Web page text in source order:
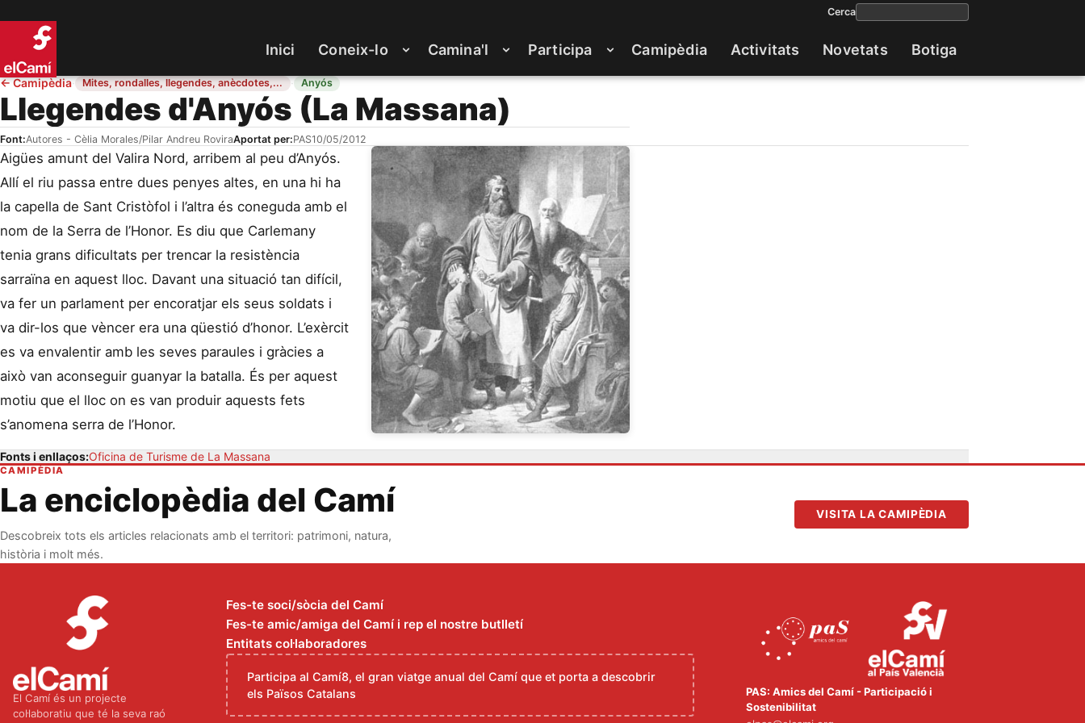
Cerca
Inici Coneix-lo Camina'l Participa Camipèdia Activitats Novetats Botiga
←Camipèdia· Mites, rondalles, llegendes, anècdotes,... · Anyós
Llegendes d'Anyós (La Massana)
Font:Autores - Cèlia Morales/Pilar Andreu RoviraAportat per:PAS10/05/2012
Aigües amunt del Valira Nord, arribem al peu d’Anyós.
Allí el riu passa entre dues penyes altes, en una hi ha
la capella de Sant Cristòfol i l’altra és coneguda amb el
nom de la Serra de l’Honor. Es diu que Carlemany
tenia grans dificultats per trencar la resistència
sarraïna en aquest lloc. Davant una situació tan difícil,
va fer un parlament per encoratjar els seus soldats i
va dir-los que vèncer era una qüestió d’honor. L’exèrcit
es va envalentir amb les seves paraules i gràcies a
això van aconseguir guanyar la batalla. És per aquest
motiu que el lloc on es van produir aquests fets
s’anomena serra de l’Honor.
Fonts i enllaços:Oficina de Turisme de La Massana
CAMIPÈDIA
La enciclopèdia del Camí
Descobreix tots els articles relacionats amb el territori: patrimoni, natura,
història i molt més.
VISITA LA CAMIPÈDIA
El Camí és un projecte
col·laboratiu que té la seva raó
Fes-te soci/sòcia del Camí
Fes-te amic/amiga del Camí i rep el nostre butlletí
Entitats col·laboradores
Participa al Camí8, el gran viatge anual del Camí que et porta a descobrir
els Països Catalans
PAS: Amics del Camí - Participació i
Sostenibilitat